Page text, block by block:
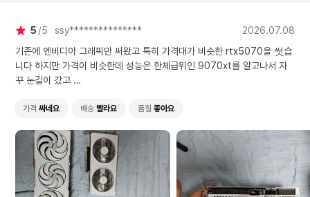
5 5 ssy***************
2026.07.08
기존에 엔비디아 그래픽만 써왔고 특히 가격대가 비슷한 rtx5070을 썻습
니다 하지만 가격이 비슷한데 성능은 한체급위인 9070xt를 알고나서 자
꾸 눈길이 갔고
이어라는 점에서 이 제품을 선택했습니다 배송받자마자 바로 조립했는데 기
의 9070xt보다 잘나온것같아 만족했습니다ㅎㅎ 제일 만족스러운점은 과
하다 할만큼 포장이 신경써져있다는 점이었습니다 화이트 원하시는분들께
강추드립니다!!!
가격 싸네요 배송 빨라요 품질 좋아요